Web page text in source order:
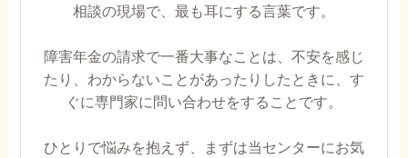
相談の現場で、最も耳にする言葉です。
障害年金の請求で一番大事なことは、不安を感じ
たり、わからないことがあったりしたときに、す
ぐに専門家に問い合わせをすることです。
ひとりで悩みを抱えず、まずは当センターにお気